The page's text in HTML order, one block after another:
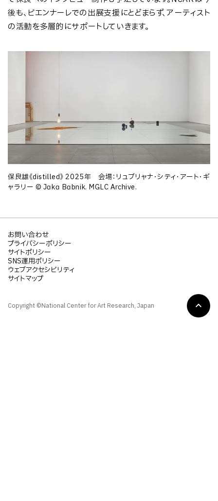
後も、ビエンナーレでの出展支援にとどまらず、アーティスト
の活動を多層的にサポートしていきます。
保良雄《distilled》 2025年 会場：リュブリャナ・シティ・アート・ギ
ャラリー © Jaka Babnik. MGLC Archive.
Copyright ©National Center for Art Research, Japan
お問い合わせ
プライバシーポリシー
サイトポリシー
SNS運用ポリシー
ウェブアクセシビリティ
サイトマップ